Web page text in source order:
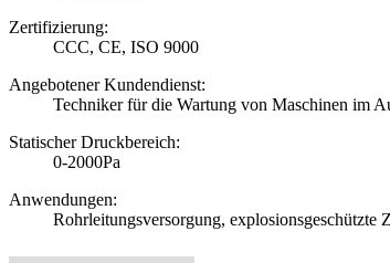
Zertifizierung:
CCC, CE, ISO 9000
Angebotener Kundendienst:
Techniker für die Wartung von Maschinen im
Statischer Druckbereich:
0-2000Pa
Anwendungen:
Rohrleitungsversorgung, explosionsgeschützte